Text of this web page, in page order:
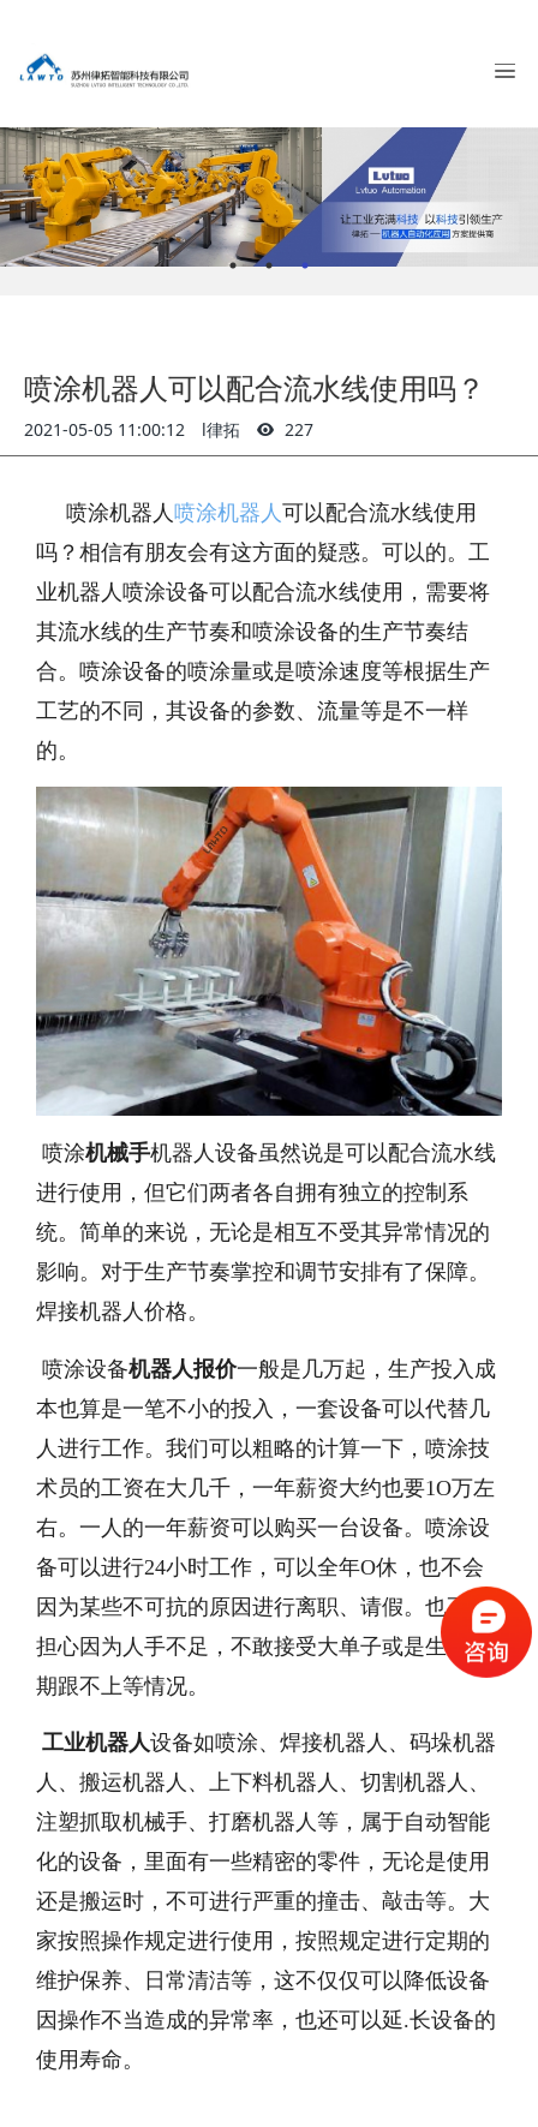
喷涂机器人可以配合流水线使用吗？
2021-05-05 11:00:12 l律拓 227
喷涂机器人 喷涂机器人 可以配合流水线使用
吗？相信有朋友会有这方面的疑惑。可以的。工
业机器人喷涂设备可以配合流水线使用，需要将
其流水线的生产节奏和喷涂设备的生产节奏结
合。喷涂设备的喷涂量或是喷涂速度等根据生产
工艺的不同，其设备的参数、流量等是不一样
的。
喷涂机械手机器人设备虽然说是可以配合流水线
进行使用，但它们两者各自拥有独立的控制系
统。简单的来说，无论是相互不受其异常情况的
影响。对于生产节奏掌控和调节安排有了保障。
焊接机器人价格。
喷涂设备机器人报价一般是几万起，生产投入成
本也算是一笔不小的投入，一套设备可以代替几
人进行工作。我们可以粗略的计算一下，喷涂技
术员的工资在大几千，一年薪资大约也要1O万左
右。一人的一年薪资可以购买一台设备。喷涂设
备可以进行24小时工作，可以全年O休，也不会
因为某些不可抗的原因进行离职、请假。也不用
担心因为人手不足，不敢接受大单子或是生产周
期跟不上等情况。
工业机器人设备如喷涂、焊接机器人、码垛机器
人、搬运机器人、上下料机器人、切割机器人、
注塑抓取机械手、打磨机器人等，属于自动智能
化的设备，里面有一些精密的零件，无论是使用
还是搬运时，不可进行严重的撞击、敲击等。大
家按照操作规定进行使用，按照规定进行定期的
维护保养、日常清洁等，这不仅仅可以降低设备
因操作不当造成的异常率，也还可以延.长设备的
使用寿命。